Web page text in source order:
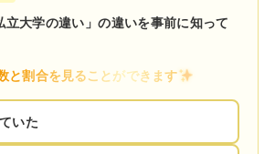
立大学の違い」の違いを事前に知って
と割合を見ることができます
いた